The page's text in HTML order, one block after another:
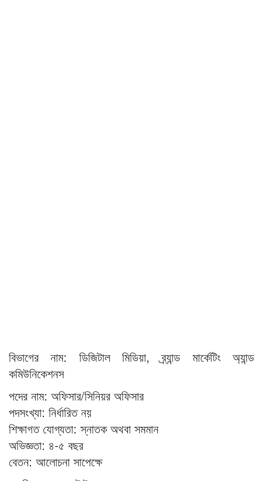
বিভাগের নাম: ডিজিটাল মিডিয়া, ব্র্যান্ড মার্কেটিং অ্যান্ড
কমিউনিকেশনস
পদের নাম: অফিসার/সিনিয়র অফিসার
পদসংখ্যা: নির্ধারিত নয়
শিক্ষাগত যোগ্যতা: স্নাতক অথবা সমমান
অভিজ্ঞতা: ৪-৫ বছর
বেতন: আলোচনা সাপেক্ষে